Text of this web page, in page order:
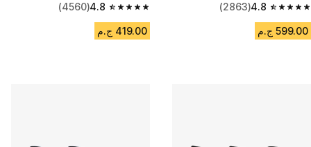
4.8
4.8 out of 5 stars from 2863 reviews
(2863)
599.00 ج.م
4.8
4.8 out of 5 stars from 4560 reviews
(4560)
419.00 ج.م